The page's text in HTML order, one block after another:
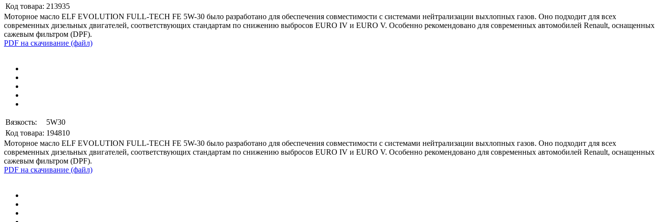
Код товара: 213935
Моторное масло ELF EVOLUTION FULL-TECH FE 5W-30 было разработано для обеспечения совместимости с системами нейтрализации выхлопных газов. Оно подходит для всех
современных дизельных двигателей, соответствующих стандартам по снижению выбросов EURO IV и EURO V. Особенно рекомендовано для современных автомобилей Renault, оснащенных
сажевым фильтром (DPF).
PDF на скачивание (файл)
Вязкость:
5W30
Код товара: 194810
Моторное масло ELF EVOLUTION FULL-TECH FE 5W-30 было разработано для обеспечения совместимости с системами нейтрализации выхлопных газов. Оно подходит для всех
современных дизельных двигателей, соответствующих стандартам по снижению выбросов EURO IV и EURO V. Особенно рекомендовано для современных автомобилей Renault, оснащенных
сажевым фильтром (DPF).
PDF на скачивание (файл)